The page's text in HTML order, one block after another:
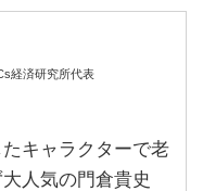
経済研究所代表
キャラクターで老
人気の門倉貴史